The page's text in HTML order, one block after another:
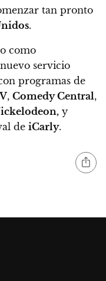
tan pronto
.
como
servicio
programas de
, Comedy Central,
y
de iCarly.